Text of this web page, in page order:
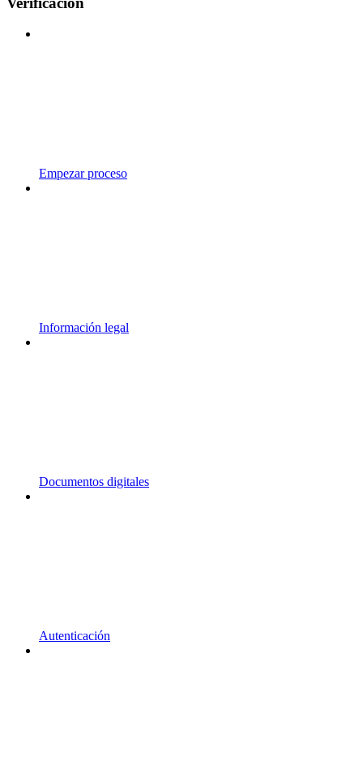
Empezar proceso
Información legal
Documentos digitales
Autenticación